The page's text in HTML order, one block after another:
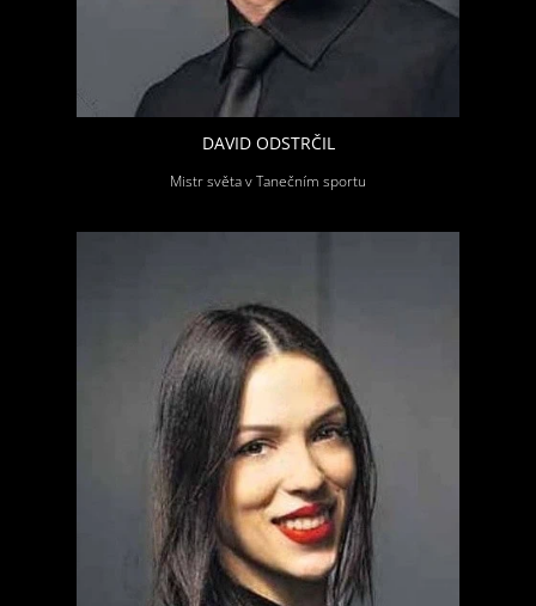
DAVID ODSTRČIL
Mistr světa v Tanečním sportu